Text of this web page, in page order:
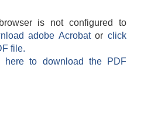
is not configured to
adobe Acrobatorclick
file.
here to download the PDF